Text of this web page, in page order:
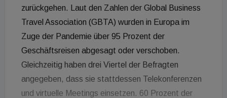
zurückgehen. Laut den Zahlen der Global Business
Travel Association (GBTA) wurden in Europa im
Zuge der Pandemie über 95 Prozent der
Geschäftsreisen abgesagt oder verschoben.
Gleichzeitig haben drei Viertel der Befragten
angegeben, dass sie stattdessen Telekonferenzen
und virtuelle Meetings einsetzen. 60 Prozent der